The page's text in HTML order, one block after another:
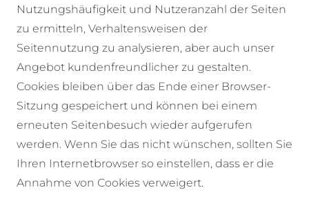
Nutzungshäufigkeit und Nutzeranzahl der Seiten
zu ermitteln, Verhaltensweisen der
Seitennutzung zu analysieren, aber auch unser
Angebot kundenfreundlicher zu gestalten.
Cookies bleiben über das Ende einer Browser-
Sitzung gespeichert und können bei einem
erneuten Seitenbesuch wieder aufgerufen
werden. Wenn Sie das nicht wünschen, sollten Sie
Ihren Internetbrowser so einstellen, dass er die
Annahme von Cookies verweigert.